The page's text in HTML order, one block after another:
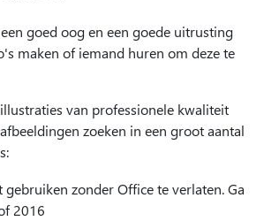
goed oog en een goede uitrusting
maken of iemand huren om deze te
van professionele kwaliteit
zoeken in een groot aantal
gebruiken zonder Office te verlaten. Ga
2016